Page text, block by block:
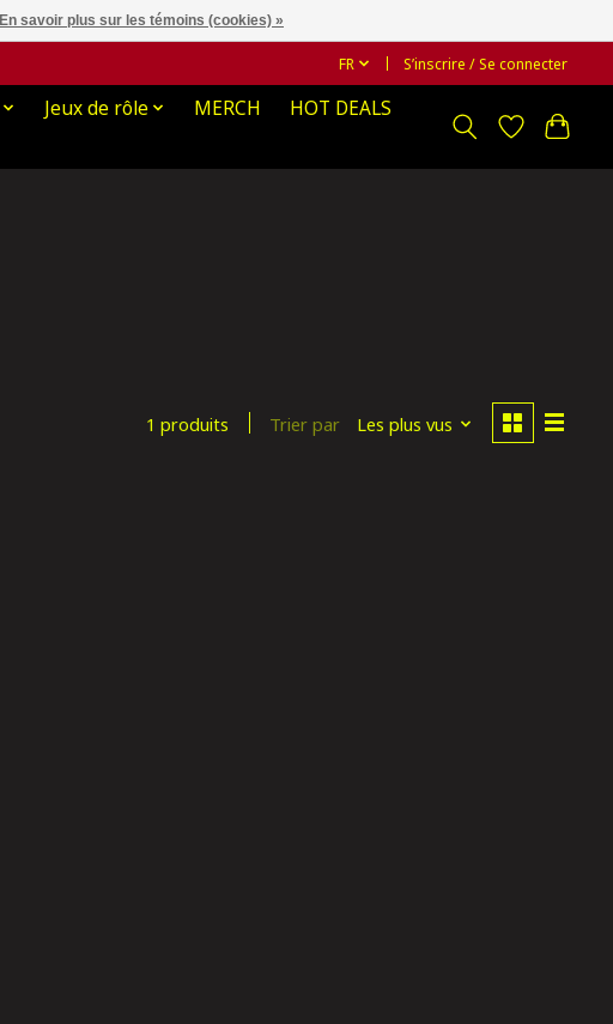
FR S’inscrire / Se connecter
Jeux de rôle MERCH
HOT DEALS
1 produits Trier par Les plus vus
En savoir plus sur les témoins (cookies) »